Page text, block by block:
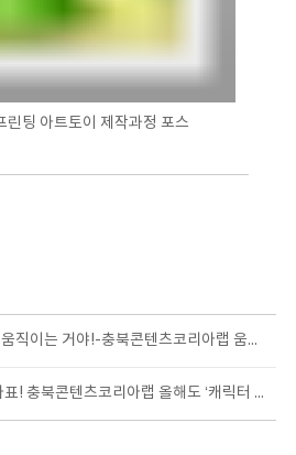
팅 아트토이 제작과정 포스
이모티콘은 움직이는 거야!-충북콘텐츠코리아랩 움직이는 이모티콘 수강생 모집
두 번째 출사표! 충북콘텐츠코리아랩 올해도 ‘캐릭터 라이선싱 페어’간다!